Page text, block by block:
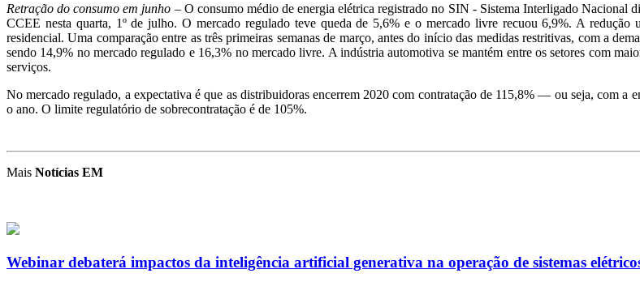
Retração do consumo em junho – O consumo médio de energia elétrica registrado no SIN - Sistema Interligado
CCEE nesta quarta, 1º de julho. O mercado regulado teve queda de 5,6% e o mercado livre recuou 6,9%. A
residencial. Uma comparação entre as três primeiras semanas de março, antes do início das medidas restritivas, com a
sendo 14,9% no mercado regulado e 16,3% no mercado livre. A indústria automotiva se mantém entre os setores com
serviços.
No mercado regulado, a expectativa é que as distribuidoras encerrem 2020 com contratação de 115,8% — ou seja, com a
o ano. O limite regulatório de sobrecontratação é de 105%.
Mais Notícias EM
Webinar debaterá impactos da inteligência artificial generativa na operação de sistemas